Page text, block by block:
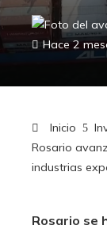
Hace 2
Inicio
Rosario
industrias
Rosario se